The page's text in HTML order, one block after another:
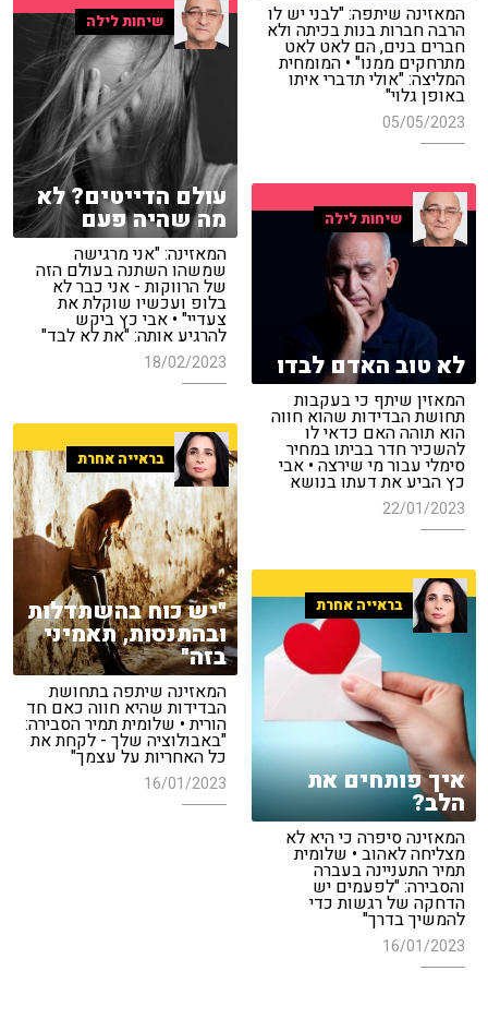
המאזינה שיתפה: "לבני יש לו
הרבה חברות בנות בכיתה ולא
חברים בנים, הם לאט לאט
מתרחקים ממנו" • המומחית
המליצה: "אולי תדברי איתו
באופן גלוי"
05/05/2023
שיחות לילה
עולם הדייטים? לא
מה שהיה פעם
המאזינה: "אני מרגישה
שמשהו השתנה בעולם הזה
של הרווקות - אני כבר לא
בלופ ועכשיו שוקלת את
צעדיי" • אבי כץ ביקש
להרגיע אותה: "את לא לבד"
18/02/2023
שיחות לילה
לא טוב האדם לבדו
המאזין שיתף כי בעקבות
תחושת הבדידות שהוא חווה
הוא תוהה האם כדאי לו
להשכיר חדר בביתו במחיר
סימלי עבור מי שירצה • אבי
כץ הביע את דעתו בנושא
22/01/2023
בראייה אחרת
"יש כוח בהשתדלות
ובהתנסות, תאמיני
בזה"
המאזינה שיתפה בתחושת
הבדידות שהיא חווה כאם חד
הורית • שלומית תמיר הסבירה:
"באבולוציה שלך - לקחת את
כל האחריות על עצמך"
16/01/2023
בראייה אחרת
איך פותחים את
הלב?
המאזינה סיפרה כי היא לא
מצליחה לאהוב • שלומית
תמיר התעניינה בעברה
והסבירה: "לפעמים יש
הדחקה של רגשות כדי
להמשיך בדרך"
16/01/2023